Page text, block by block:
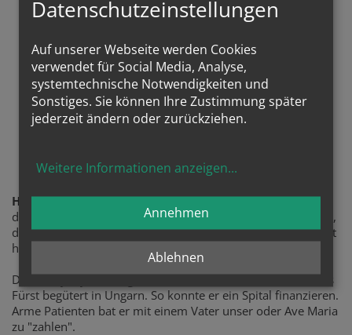
Sel. Ladislaus Batthyany
Himmlischer Patron
des Projektes ist der sel. Ladislaus Batthyany, frommer Arzt,
der gerne mit seinem Auto fuhr und es auch selber repariert
hat.
Dr. Batthyany war Augenarzt, Vater von 13 Kindern und als
Fürst begütert in Ungarn. So konnte er ein Spital finanzieren.
Arme Patienten bat er mit einem Vater unser oder Ave Maria
zu "zahlen".
Datenschutzeinstellungen
Auf unserer Webseite werden Cookies
verwendet für Social Media, Analyse,
systemtechnische Notwendigkeiten und
Sonstiges. Sie können Ihre Zustimmung später
jederzeit ändern oder zurückziehen.
Weitere Informationen anzeigen...
Ablehnen
Annehmen